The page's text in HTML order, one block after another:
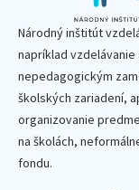
Národný inštitút
napríklad
nepedagogickým
školských zariadení,
organizovanie
na školách,
fondu.